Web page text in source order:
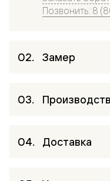
Позвонить: 8
Замер
Доставка